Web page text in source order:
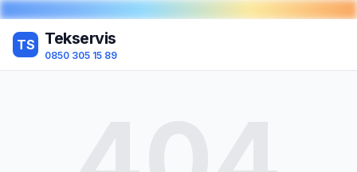
TS Tekservis
0850 305 15 89